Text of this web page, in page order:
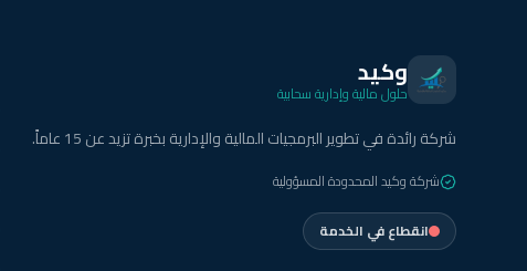
وكيد
حلول مالية وإدارية سحابية
شركة رائدة في تطوير البرمجيات المالية والإدارية بخبرة تزيد عن 15 عاماً.
شركة وكيد المحدودة المسؤولية
انقطاع في الخدمة